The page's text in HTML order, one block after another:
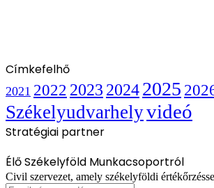
Címkefelhő
2021 2022 2023 20242025
Székelyudvarhelyvideó
Stratégiai partner
Élő Székelyföld Munkacsoportról
Civil szervezet, amely székelyföldi